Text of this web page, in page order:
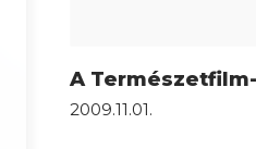
A
2009.11.01.